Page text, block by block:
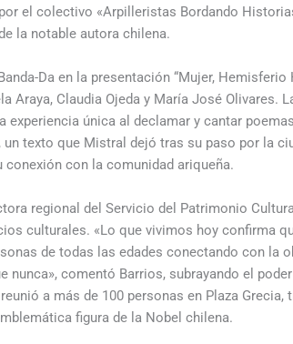
el colectivo «Arpilleristas Bordando
la notable autora chilena.
Da en la presentación “Mujer, Hemisferio
Araya, Claudia Ojeda y María José Olivares.
experiencia única al declamar y cantar
texto que Mistral dejó tras su paso por la
con la comunidad ariqueña.
regional del Servicio del Patrimonio
culturales. «Lo que vivimos hoy confirma
de todas las edades conectando con la
nunca», comentó Barrios, subrayando el
a más de 100 personas en Plaza Grecia,
figura de la Nobel chilena.